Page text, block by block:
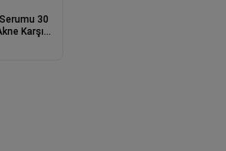
30
Karşıtı